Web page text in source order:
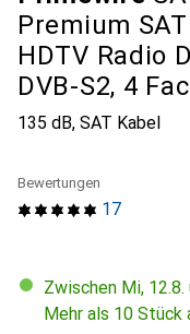
Premium
HDTV Radio
DVB-S2, 4
135 dB, SAT Kabel
17
Bewertungen
Zwischen Mi,
Mehr als 10